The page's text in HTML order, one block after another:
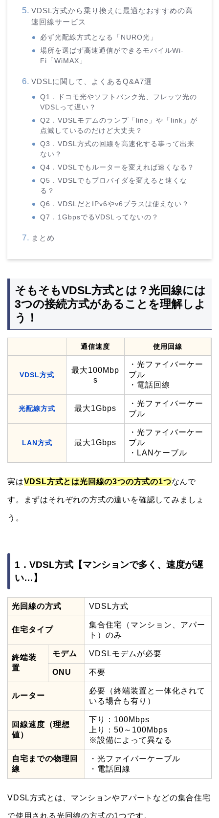
VDSL方式から乗り換えに最適なおすすめの高
速回線サービス
必ず光配線方式となる「NURO光」
場所を選ばず高速通信ができるモバイルWi-
Fi「WiMAX」
VDSLに関して、よくあるQ&A7選
Q1．ドコモ光やソフトバンク光、フレッツ光の
VDSLって遅い？
Q2．VDSLモデムのランプ「line」や「link」が
点滅しているのだけど大丈夫？
Q3．VDSL方式の回線を高速化する事って出来
ない？
Q4．VDSLでもルーターを変えれば速くなる？
Q5．VDSLでもプロバイダを変えると速くな
る？
Q6．VDSLだとIPv6やv6プラスは使えない？
Q7．1GbpsでるVDSLってないの？
まとめ
そもそもVDSL方式とは？光回線には
3つの接続方式があることを理解しよ
う！
通信速度 使用回線
VDSL方式
最大100Mbp
s
・光ファイバーケー
ブル
・電話回線
光配線方式 最大1Gbps
・光ファイバーケー
ブル
LAN方式 最大1Gbps
・光ファイバーケー
ブル
・LANケーブル
実はVDSL方式とは光回線の3つの方式の1つなんで
す。まずはそれぞれの方式の違いを確認してみましょ
う。
1．VDSL方式【マンションで多く、速度が遅
い…】
光回線の方式 VDSL方式
住宅タイプ
集合住宅（マンション、アパー
ト）のみ
終端装
置
モデム VDSLモデムが必要
ONU 不要
ルーター
必要（終端装置と一体化されて
いる場合も有り）
回線速度（理想
値）
下り：100Mbps
上り：50～100Mbps
※設備によって異なる
自宅までの物理回
線
・光ファイバーケーブル
・電話回線
VDSL方式とは、マンションやアパートなどの集合住宅
で使用される光回線の方式の1つです。